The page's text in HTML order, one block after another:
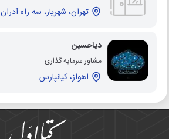
تهران، شهریار، سه راه آدران
دیاحسین
مشاور سرمایه گذاری
اهواز، کیانپارس